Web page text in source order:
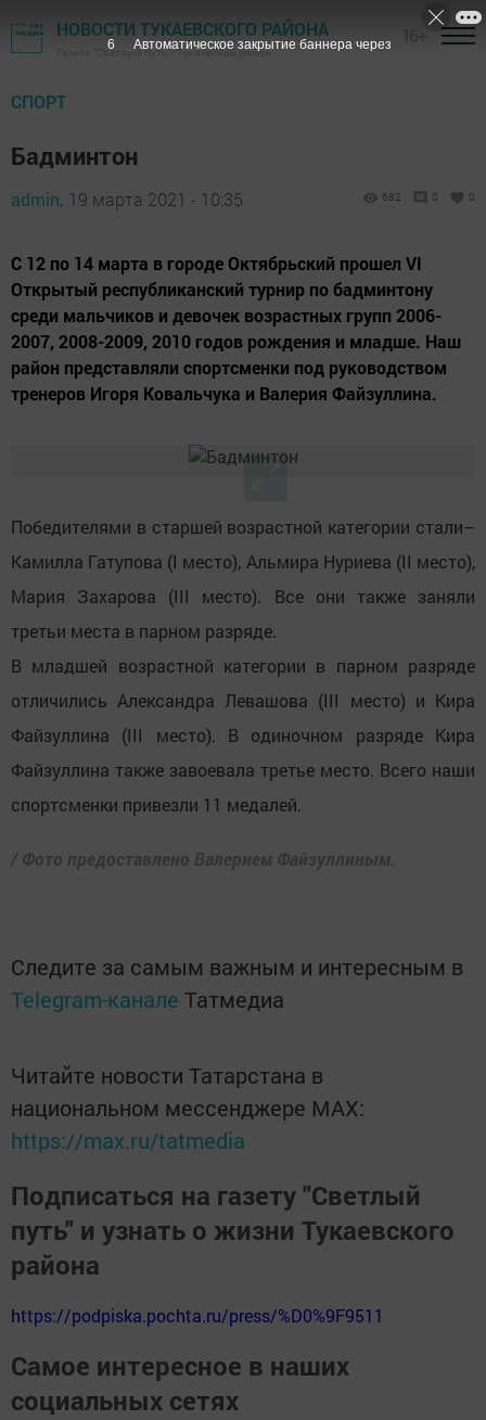
НОВОСТИ ТУКАЕВСКОГО РАЙОНА
Газета "Светлый путь" - Тукаевский район
СПОРТ
Бадминтон
admin, 19 марта 2021 - 10:35 682 0 0
С 12 по 14 марта в городе Октябрьский прошел VI
Открытый республиканский турнир по бадминтону
среди мальчиков и девочек возрастных групп 2006-
2007, 2008-2009, 2010 годов рождения и младше. Наш
район представляли спортсменки под руководством
тренеров Игоря Ковальчука и Валерия Файзуллина.
Победителями в старшей возрастной категории стали–
Камилла Гатупова (I место), Альмира Нуриева (II место),
Мария Захарова (III место). Все они также заняли
третьи места в парном разряде.
В младшей возрастной категории в парном разряде
отличились Александра Левашова (III место) и Кира
Файзуллина (III место). В одиночном разряде Кира
Файзуллина также завоевала третье место. Всего наши
спортсменки привезли 11 медалей.
/ Фото предоставлено Валерием Файзуллиным.
Следите за самым важным и интересным в
Telegram-канале Татмедиа
Читайте новости Татарстана в
национальном мессенджере MАХ:
https://max.ru/tatmedia
Подписаться на газету "Светлый
путь" и узнать о жизни Тукаевского
района
https://podpiska.pochta.ru/press/%D0%9F9511
Самое интересное в наших
социальных сетях
5 Автоматическое закрытие баннера через